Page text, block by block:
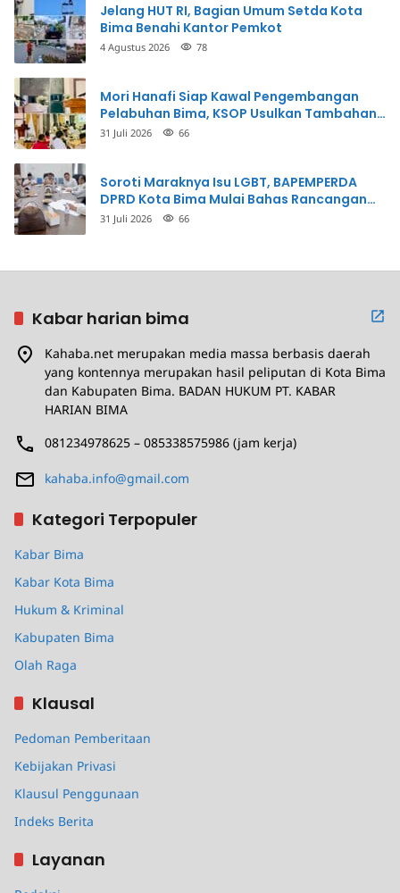
Jelang HUT RI, Bagian Umum Setda Kota
Bima Benahi Kantor Pemkot
4 Agustus 2026 78
Mori Hanafi Siap Kawal Pengembangan
Pelabuhan Bima, KSOP Usulkan Tambahan
Dermaga Rp400 Miliar
31 Juli 2026 66
Soroti Maraknya Isu LGBT, BAPEMPERDA
DPRD Kota Bima Mulai Bahas Rancangan
Perda Pencegahan
31 Juli 2026 66
Kabar harian bima
Kahaba.net merupakan media massa berbasis daerah
yang kontennya merupakan hasil peliputan di Kota Bima
dan Kabupaten Bima. BADAN HUKUM PT. KABAR
HARIAN BIMA
081234978625 – 085338575986 (jam kerja)
kahaba.info@gmail.com
Kategori Terpopuler
Kabar Bima
Kabar Kota Bima
Hukum & Kriminal
Kabupaten Bima
Olah Raga
Klausal
Pedoman Pemberitaan
Kebijakan Privasi
Klausul Penggunaan
Indeks Berita
Layanan